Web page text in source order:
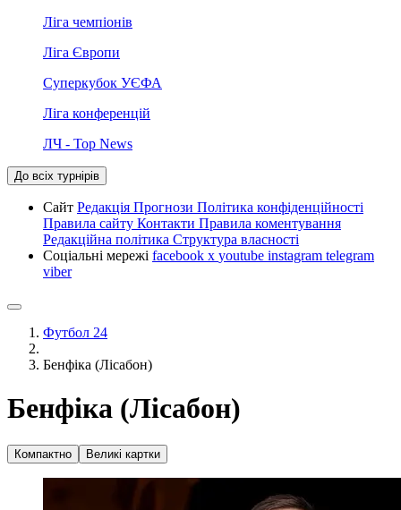
Ліга чемпіонів
Ліга Європи
Суперкубок УЄФА
Ліга конференцій
ЛЧ - Top News
До всіх турнірів
Сайт Редакція Прогнози Політика конфіденційності
Правила сайту Контакти Правила коментування
Редакційна політика Структура власності
Соціальні мережі facebook x youtube instagram telegram
viber
Футбол 24
Бенфіка (Лісабон)
Бенфіка (Лісабон)
Компактно Великі картки